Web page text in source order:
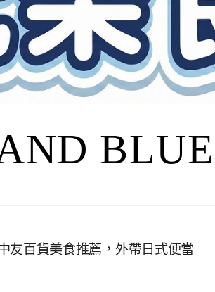
友百貨美食推薦，外帶日式便當